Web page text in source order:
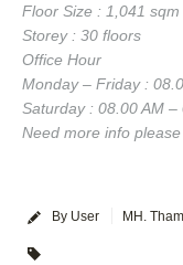
Floor Size : 1,041 sqm
Storey : 30 floors
Office Hour
Monday – Friday :
Saturday : 08.00 AM –
Need more info
By User MH.